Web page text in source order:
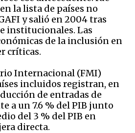
la lista de países no
y salió en 2004 tras
institucionales. Las
de la inclusión en
críticas.
Internacional (FMI)
incluidos registran, en
de entradas de
a un 7.6 % del PIB junto
del 3 % del PIB en
directa.